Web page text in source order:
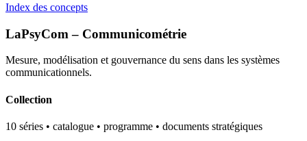
Index des concepts
LaPsyCom – Communicométrie
Mesure, modélisation et gouvernance du sens dans les systèmes
communicationnels.
Collection
10 séries • catalogue • programme • documents stratégiques